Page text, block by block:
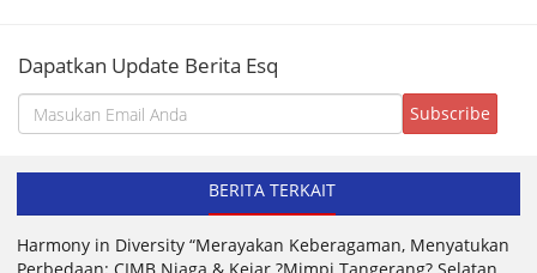
Dapatkan Update Berita Esq
BERITA TERKAIT
Harmony in Diversity “Merayakan Keberagaman, Menyatukan